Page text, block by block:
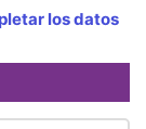
los datos